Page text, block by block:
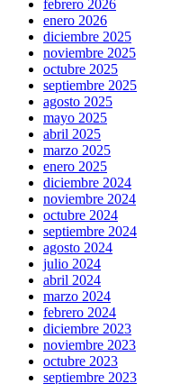
febrero 2026
enero 2026
diciembre 2025
noviembre 2025
octubre 2025
septiembre 2025
agosto 2025
mayo 2025
abril 2025
marzo 2025
enero 2025
diciembre 2024
noviembre 2024
octubre 2024
septiembre 2024
agosto 2024
julio 2024
abril 2024
marzo 2024
febrero 2024
diciembre 2023
noviembre 2023
octubre 2023
septiembre 2023